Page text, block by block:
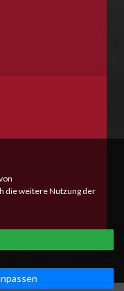
die weitere Nutzung der